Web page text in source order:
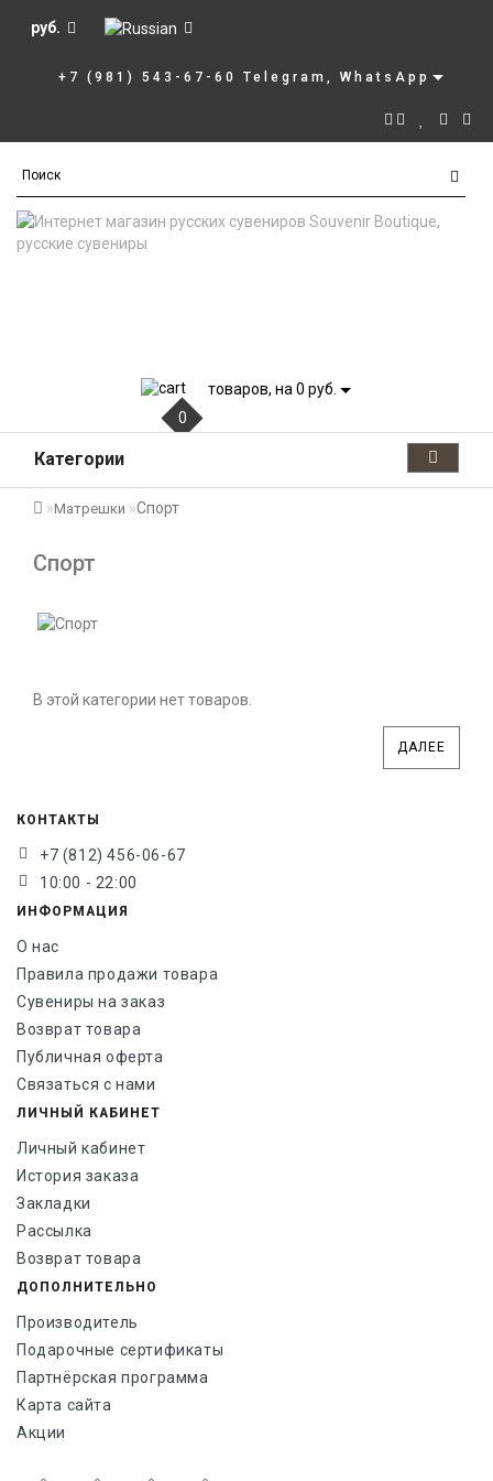
руб.
+7 (981) 543-67-60 Telegram, WhatsApp
0
товаров, на 0 руб.
Категории
Матрешки Спорт
Спорт
В этой категории нет товаров.
ДАЛЕЕ
КОНТАКТЫ
+7 (812) 456-06-67
10:00 - 22:00
ИНФОРМАЦИЯ
О нас
Правила продажи товара
Сувениры на заказ
Возврат товара
Публичная оферта
Связаться с нами
ЛИЧНЫЙ КАБИНЕТ
Личный кабинет
История заказа
Закладки
Рассылка
Возврат товара
ДОПОЛНИТЕЛЬНО
Производитель
Подарочные сертификаты
Партнёрская программа
Карта сайта
Акции